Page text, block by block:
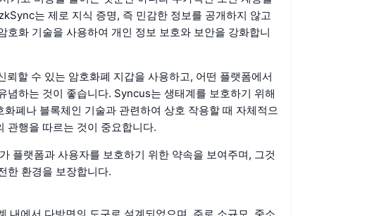
는 제로 지식 증명, 즉 민감한 정보를 공개하지 않고
호화 기술을 사용하여 개인 정보 보호와 보안을 강화합니
할 수 있는 암호화폐 지갑을 사용하고, 어떤 플랫폼에서
념하는 것이 좋습니다. Syncus는 생태계를 보호하기 위해
폐나 블록체인 기술과 관련하여 상호 작용할 때 자체적으
관행을 따르는 것이 중요합니다.
플랫폼과 사용자를 보호하기 위한 약속을 보여주며, 그것
한 환경을 보장합니다.